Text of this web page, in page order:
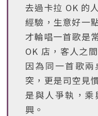
去過卡拉 OK 的
經驗，生意好一
才輪唱一首歌是
OK 店，客人之
因為同一首歌
突，更是司空見
是與人爭執，
興。